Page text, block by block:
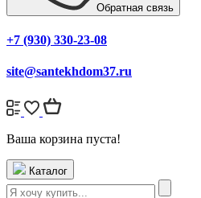
Обратная связь
+7 (930) 330-23-08
site@santekhdom37.ru
Ваша корзина пуста!
Каталог